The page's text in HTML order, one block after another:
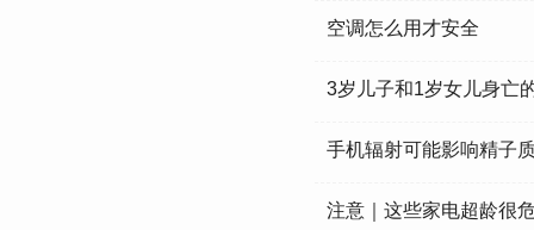
空调怎么用才安全
3岁儿子和1岁女儿身亡
手机辐射可能影响精子
注意｜这些家电超龄很